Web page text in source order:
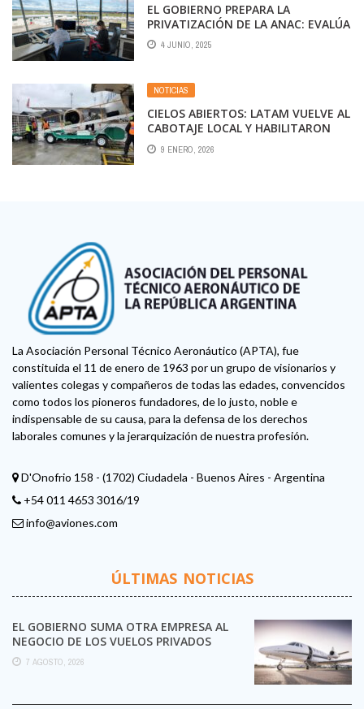
EL GOBIERNO PREPARA LA
PRIVATIZACIÓN DE LA ANAC: EVALÚA
REDUCIR 50% EL PERSONAL Y
DESAFÍA A LOS GREMIOS
4 JUNIO, 2025
NOTICIAS
CIELOS ABIERTOS: LATAM VUELVE AL
CABOTAJE LOCAL Y HABILITARON
OTRA EMPRESA DE RAMPAS
9 ENERO, 2026
La Asociación Personal Técnico Aeronáutico (APTA), fue
constituida el 11 de enero de 1963 por un grupo de visionarios y
valientes colegas y compañeros de todas las edades, convencidos
como todos los pioneros fundadores, de lo justo, noble e
indispensable de su causa, para la defensa de los derechos
laborales comunes y la jerarquización de nuestra profesión.
D'Onofrio 158 - (1702) Ciudadela - Buenos Aires - Argentina
+54 011 4653 3016/19
info@aviones.com
ÚLTIMAS NOTICIAS
EL GOBIERNO SUMA OTRA EMPRESA AL
NEGOCIO DE LOS VUELOS PRIVADOS
7 AGOSTO, 2026